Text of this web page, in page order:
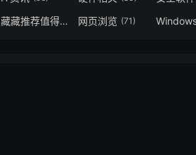
藏藏推荐值得一看 (73)
网页浏览 (71)